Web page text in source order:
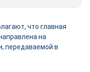
что главная
на
передаваемой в